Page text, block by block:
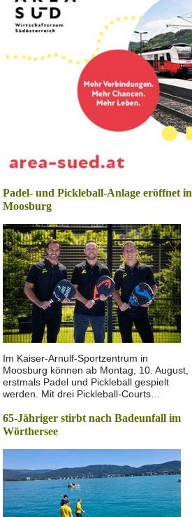
Padel- und Pickleball-Anlage eröffnet in
Moosburg
Im Kaiser-Arnulf-Sportzentrum in
Moosburg können ab Montag, 10. August,
erstmals Padel und Pickleball gespielt
werden. Mit drei Pickleball-Courts…
65-Jähriger stirbt nach Badeunfall im
Wörthersee